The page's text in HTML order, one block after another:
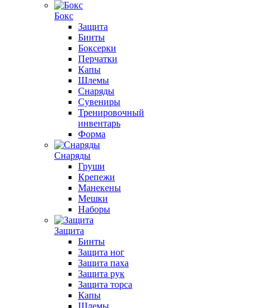
Бокс
Защита
Бинты
Боксерки
Перчатки
Капы
Шлемы
Снаряды
Сувениры
Тренировочный
инвентарь
Форма
Снаряды
Груши
Крепежи
Манекены
Мешки
Наборы
Защита
Бинты
Защита ног
Защита паха
Защита рук
Защита торса
Капы
Шлемы